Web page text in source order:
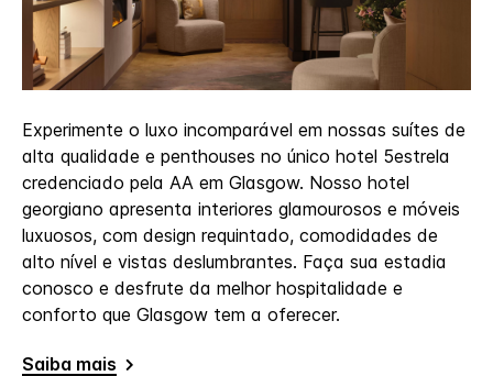
Experimente o luxo incomparável em nossas suítes de
alta qualidade e penthouses no único hotel 5estrela
credenciado pela AA em Glasgow. Nosso hotel
georgiano apresenta interiores glamourosos e móveis
luxuosos, com design requintado, comodidades de
alto nível e vistas deslumbrantes. Faça sua estadia
conosco e desfrute da melhor hospitalidade e
conforto que Glasgow tem a oferecer.
Saiba mais